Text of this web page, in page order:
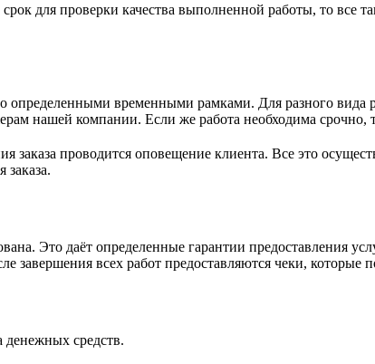
для проверки качества выполненной работы, то все
определенными временными рамками. Для разного
нашей компании. Если же работа необходима
заказа проводится оповещение клиента. Все это
Это даёт определенные гарантии предоставления
завершения всех работ предоставляются чеки, которые
денежных средств.